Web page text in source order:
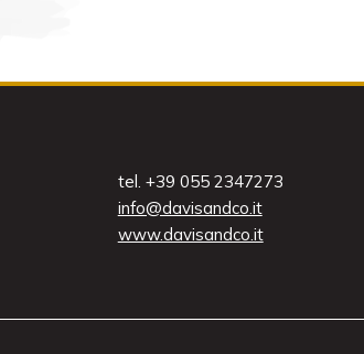
tel. +39 055 2347273
info@davisandco.it
www.davisandco.it